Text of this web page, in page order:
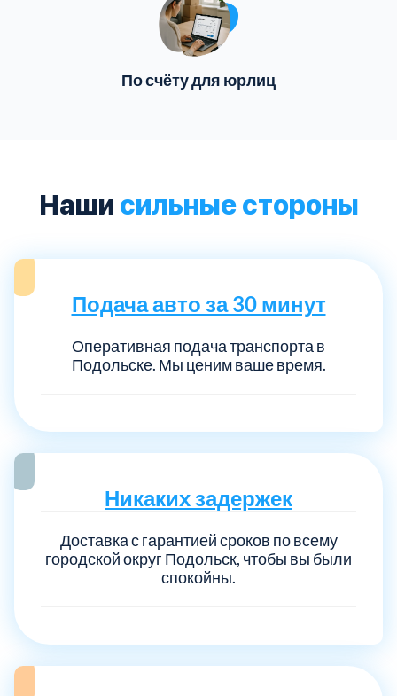
По счёту для юрлиц
Наши сильные стороны
Подача авто за 30 минут
Оперативная подача транспорта в
Подольске. Мы ценим ваше время.
Никаких задержек
Доставка с гарантией сроков по всему
городской округ Подольск, чтобы вы были
спокойны.